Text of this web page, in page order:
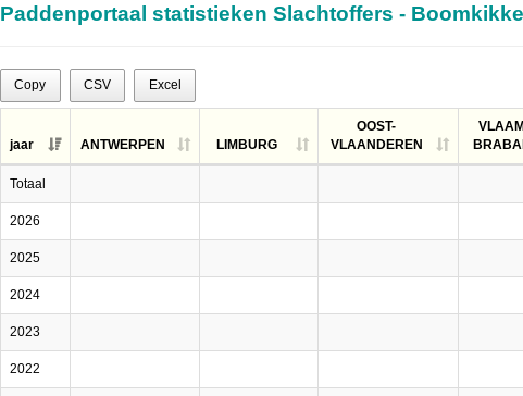
Paddenportaal statistieken Slachtoffers -
Copy CSV Excel
jaar ANTWERPEN LIMBURG
OOST-
VLAANDEREN
Totaal
2026
2025
2024
2023
2022